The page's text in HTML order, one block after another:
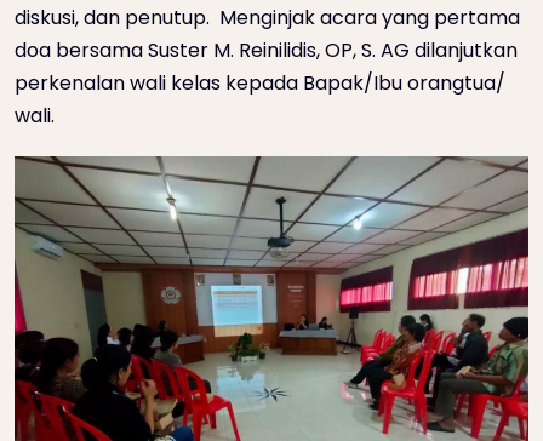
diskusi, dan penutup. Menginjak acara yang pertama
doa bersama Suster M. Reinilidis, OP, S. AG dilanjutkan
perkenalan wali kelas kepada Bapak/Ibu orangtua/
wali.